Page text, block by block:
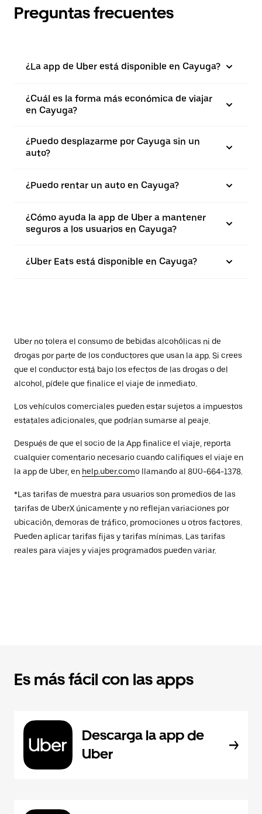
Preguntas frecuentes
¿La app de Uber está disponible en Cayuga?
¿Cuál es la forma más económica de viajar
en Cayuga?
¿Puedo desplazarme por Cayuga sin un
auto?
¿Puedo rentar un auto en Cayuga?
¿Cómo ayuda la app de Uber a mantener
seguros a los usuarios en Cayuga?
¿Uber Eats está disponible en Cayuga?
Uber no tolera el consumo de bebidas alcohólicas ni de
drogas por parte de los conductores que usan la app. Si crees
que el conductor está bajo los efectos de las drogas o del
alcohol, pídele que finalice el viaje de inmediato.
Los vehículos comerciales pueden estar sujetos a impuestos
estatales adicionales, que podrían sumarse al peaje.
Después de que el socio de la App finalice el viaje, reporta
cualquier comentario necesario cuando califiques el viaje en
la app de Uber, en help.uber.como llamando al 800-664-1378.
*Las tarifas de muestra para usuarios son promedios de las
tarifas de UberX únicamente y no reflejan variaciones por
ubicación, demoras de tráfico, promociones u otros factores.
Pueden aplicar tarifas fijas y tarifas mínimas. Las tarifas
reales para viajes y viajes programados pueden variar.
Es más fácil con las apps
Descarga la app de
Uber